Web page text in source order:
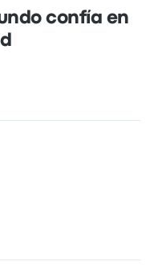
confía en